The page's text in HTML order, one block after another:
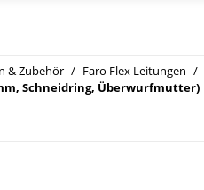
& Zubehör Faro Flex Leitungen
Schneidring, Überwurfmutter)